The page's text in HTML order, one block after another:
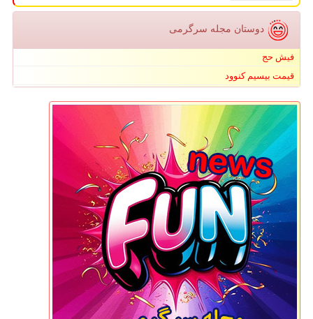
دوستان مجله سرگرمی
فیش حج
قیمت بیسیم کنوود